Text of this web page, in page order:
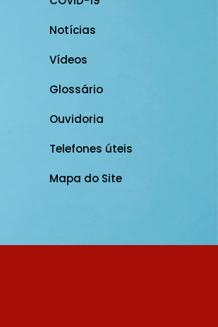
Notícias
Vídeos
Glossário
Ouvidoria
Telefones úteis
Mapa do Site